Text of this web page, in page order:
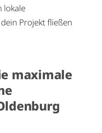
lokale
Projekt fließen
maximale